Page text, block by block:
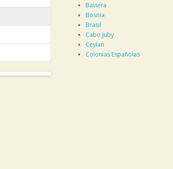
Baviera
Bosnia
Brasil
Cabo Juby
Ceylan
Colonias Españolas